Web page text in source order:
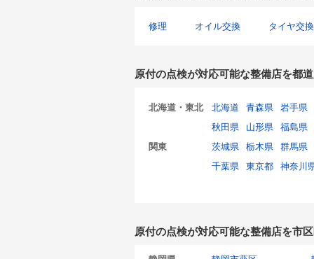
修理 オイル交換 タイヤ交換
原付の点検が対応可能な整備店を都
北海道・東北 北海道 青森県
岩手県
秋田県
山形県
福島県
関東
茨城県 栃木県
群馬県
千葉県
東京都 神奈川
原付の点検が対応可能な整備店を市